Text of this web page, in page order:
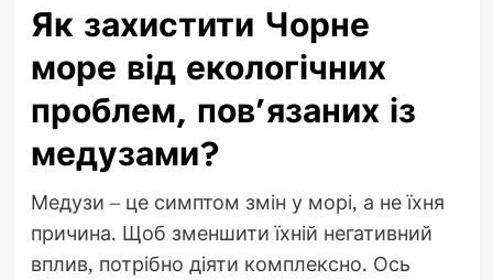
Як захистити Чорне
море від екологічних
проблем, пов’язаних із
медузами?
Медузи – це симптом змін у морі, а не їхня
причина. Щоб зменшити їхній негативний
вплив, потрібно діяти комплексно. Ось